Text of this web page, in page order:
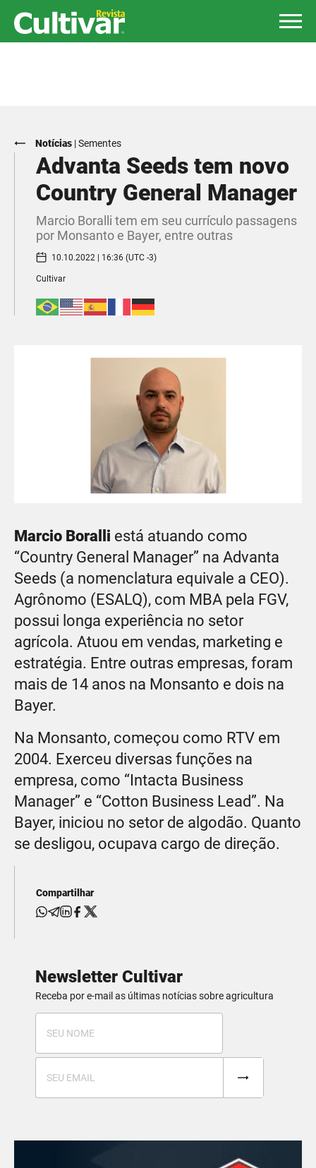
Notícias |Sementes
Advanta Seeds tem novo
Country General Manager
Marcio Boralli tem em seu currículo passagens
por Monsanto e Bayer, entre outras
10.10.2022 | 16:36 (UTC -3)
Cultivar
Marcio Boralli está atuando como
“Country General Manager” na Advanta
Seeds (a nomenclatura equivale a CEO).
Agrônomo (ESALQ), com MBA pela FGV,
possui longa experiência no setor
agrícola. Atuou em vendas, marketing e
estratégia. Entre outras empresas, foram
mais de 14 anos na Monsanto e dois na
Bayer.
Na Monsanto, começou como RTV em
2004. Exerceu diversas funções na
empresa, como “Intacta Business
Manager” e “Cotton Business Lead”. Na
Bayer, iniciou no setor de algodão. Quanto
se desligou, ocupava cargo de direção.
Compartilhar
Newsletter Cultivar
Receba por e-mail as últimas notícias sobre agricultura